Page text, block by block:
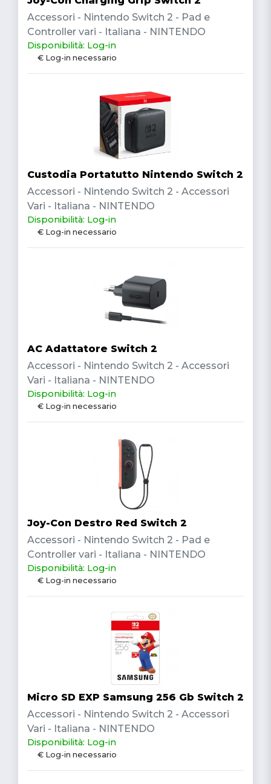
Accessori - Nintendo Switch 2 - Pad e
Controller vari - Italiana - NINTENDO
Disponibilità: Log-in
€ Log-in necessario
Custodia Portatutto Nintendo Switch 2
Accessori - Nintendo Switch 2 - Accessori
Vari - Italiana - NINTENDO
Disponibilità: Log-in
€ Log-in necessario
AC Adattatore Switch 2
Accessori - Nintendo Switch 2 - Accessori
Vari - Italiana - NINTENDO
Disponibilità: Log-in
€ Log-in necessario
Joy-Con Destro Red Switch 2
Accessori - Nintendo Switch 2 - Pad e
Controller vari - Italiana - NINTENDO
Disponibilità: Log-in
€ Log-in necessario
Micro SD EXP Samsung 256 Gb Switch 2
Accessori - Nintendo Switch 2 - Accessori
Vari - Italiana - NINTENDO
Disponibilità: Log-in
€ Log-in necessario